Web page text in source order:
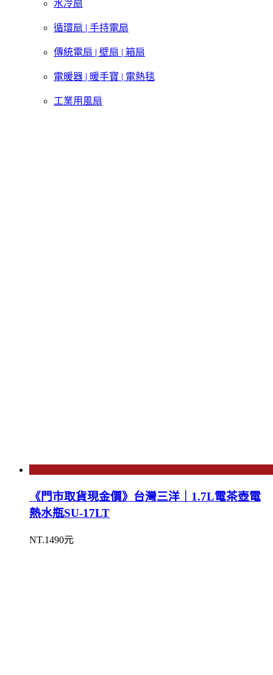
水冷扇
循環扇 | 手持電扇
傳統電扇 | 壁扇 | 箱扇
電暖器 | 暖手寶 | 電熱毯
工業用風扇
《門市取貨現金價》台灣三洋｜1.7L電茶壺電
熱水瓶SU-17LT
NT.1490元